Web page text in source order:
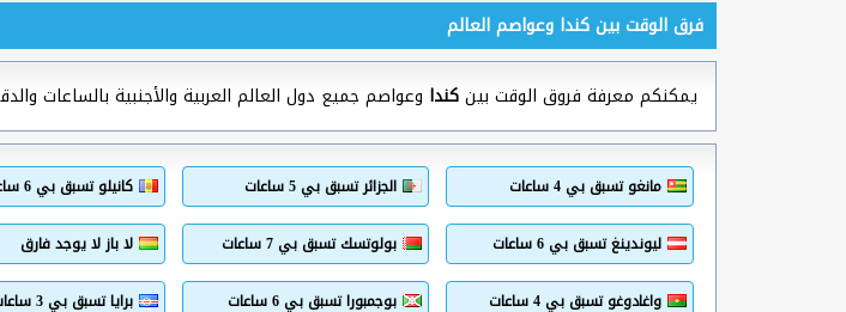
فرق الوقت بين كندا وعواصم العالم
يمكنكم معرفة فروق الوقت بينكندا وعواصم جميع دول العالم العربية والأجنبية بالساعات
مانغو تسبق بي 4 ساعات الجزائر تسبق بي 5 ساعات كانيلو تسبق بي 6 ساعات
ليوندينغ تسبق بي 6 ساعات بولوتسك تسبق بي 7 ساعات لا باز لا يوجد فارق
واغادوغو تسبق بي 4 ساعات بوجمبورا تسبق بي 6 ساعات برايا تسبق بي 3 ساعات